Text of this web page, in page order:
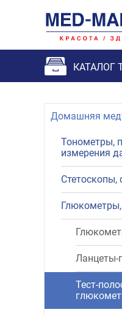
КАТАЛОГ
Домашняя
Тонометры,
измерения
Глюкометры,
Ланцеты-
Тест-